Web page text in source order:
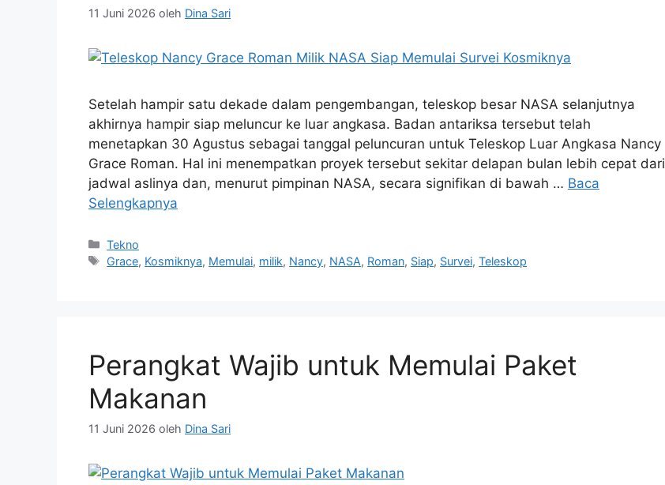
11 Juni 2026 oleh Dina Sari
Setelah hampir satu dekade dalam pengembangan, teleskop besar NASA selanjutnya
akhirnya hampir siap meluncur ke luar angkasa. Badan antariksa tersebut telah
menetapkan 30 Agustus sebagai tanggal peluncuran untuk Teleskop Luar Angkasa Nancy
Grace Roman. Hal ini menempatkan proyek tersebut sekitar delapan bulan lebih cepat dari
jadwal aslinya dan, menurut pimpinan NASA, secara signifikan di bawah … Baca
Selengkapnya
Kategori
Tekno
Tag
Grace, Kosmiknya, Memulai, milik, Nancy, NASA, Roman, Siap, Survei,Teleskop
Perangkat Wajib untuk Memulai Paket
Makanan
11 Juni 2026 oleh Dina Sari